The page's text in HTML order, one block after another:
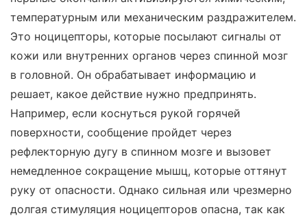
температурным или механическим раздражителем.
Это ноцицепторы, которые посылают сигналы от
кожи или внутренних органов через спинной мозг
в головной. Он обрабатывает информацию и
решает, какое действие нужно предпринять.
Например, если коснуться рукой горячей
поверхности, сообщение пройдет через
рефлекторную дугу в спинном мозге и вызовет
немедленное сокращение мышц, которые оттянут
руку от опасности. Однако сильная или чрезмерно
долгая стимуляция ноцицепторов опасна, так как